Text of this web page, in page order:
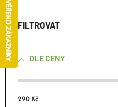
P
O
S
DLE CENY
290 Kč